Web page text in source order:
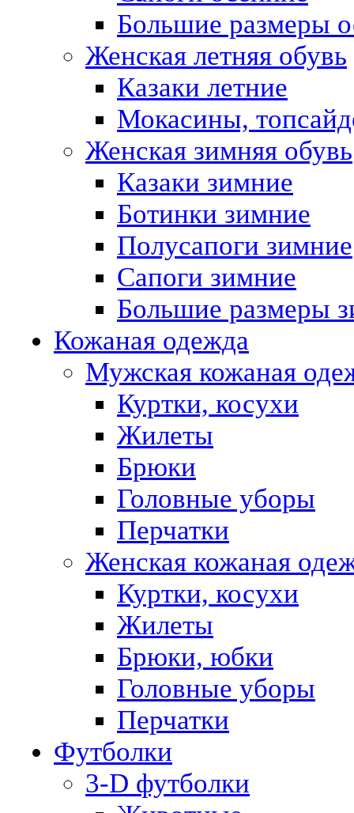
Большие размеры
Женская летняя обувь
Казаки летние
Мокасины,
Женская зимняя обувь
Казаки зимние
Ботинки зимние
Полусапоги зимние
Сапоги зимние
Большие размеры
Кожаная одежда
Мужская кожаная
Куртки, косухи
Жилеты
Брюки
Головные уборы
Перчатки
Женская кожаная
Куртки, косухи
Жилеты
Брюки, юбки
Головные уборы
Перчатки
Футболки
3-D футболки